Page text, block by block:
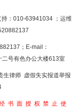
：010-63941034 ；运维
；E-mail：
号有色办公大楼613室
律师 虚假失实报道举报
书面授权禁止使